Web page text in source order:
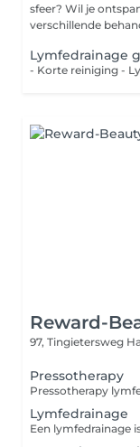
sfeer? Wil je ontspannen en huidverbetering in één? Voor
verschillende
Lymfedrainage
Reward-
97, Tingietersweg
Pressotherapy
Lymfedrainage